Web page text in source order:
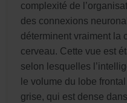
complexité de
des connexions
déterminent vraiment la
cerveau. Cette vue est
selon lesquelles
le volume du lobe
grise, qui est dense